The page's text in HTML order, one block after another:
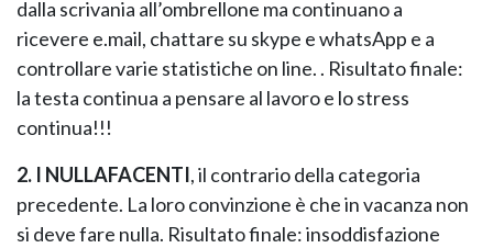
TWIST –
dalla scrivania all’ombrellone ma continuano a
ricevere e.mail, chattare su skype e whatsApp e a
controllare varie statistiche on line. . Risultato finale:
la testa continua a pensare al lavoro e lo stress
continua!!!
2. I NULLAFACENTI, il contrario della categoria
precedente. La loro convinzione è che in vacanza non
si deve fare nulla. Risultato finale: insoddisfazione